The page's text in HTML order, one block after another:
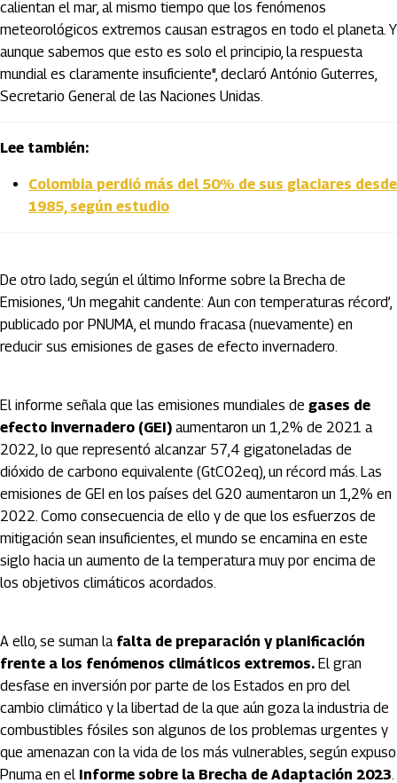
calientan el mar, al mismo tiempo que los fenómenos
meteorológicos extremos causan estragos en todo el planeta. Y
aunque sabemos que esto es solo el principio, la respuesta
mundial es claramente insuficiente", declaró António Guterres,
Secretario General de las Naciones Unidas.
Lee también:
Colombia perdió más del 50% de sus glaciares desde
1985, según estudio
De otro lado, según el último Informe sobre la Brecha de
Emisiones, ‘Un megahit candente: Aun con temperaturas récord’,
publicado por PNUMA, el mundo fracasa (nuevamente) en
reducir sus emisiones de gases de efecto invernadero.
El informe señala que las emisiones mundiales de gases de
efecto invernadero (GEI) aumentaron un 1,2% de 2021 a
2022, lo que representó alcanzar 57,4 gigatoneladas de
dióxido de carbono equivalente (GtCO2eq), un récord más. Las
emisiones de GEI en los países del G20 aumentaron un 1,2% en
2022. Como consecuencia de ello y de que los esfuerzos de
mitigación sean insuficientes, el mundo se encamina en este
siglo hacia un aumento de la temperatura muy por encima de
los objetivos climáticos acordados.
A ello, se suman la falta de preparación y planificación
frente a los fenómenos climáticos extremos. El gran
desfase en inversión por parte de los Estados en pro del
cambio climático y la libertad de la que aún goza la industria de
combustibles fósiles son algunos de los problemas urgentes y
que amenazan con la vida de los más vulnerables, según expuso
Pnuma en el Informe sobre la Brecha de Adaptación 2023.